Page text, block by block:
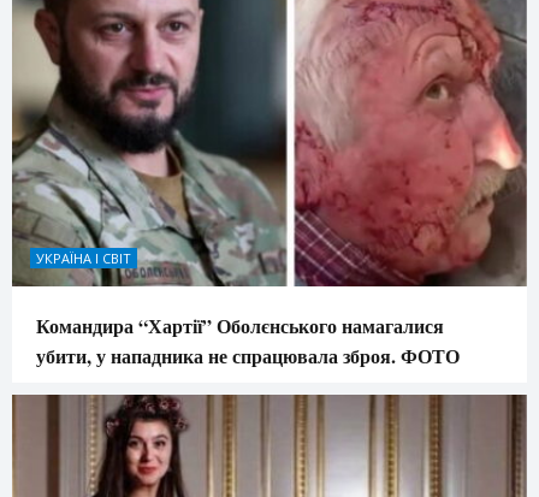
УКРАЇНА І СВІТ
Командира “Хартії” Оболєнського намагалися
убити, у нападника не спрацювала зброя. ФОТО